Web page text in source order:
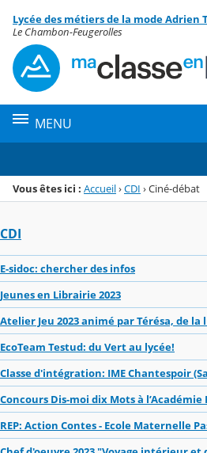
Menu de la rubrique
Contenu
Lycée des métiers de la mode Adrien
Le Chambon-Feugerolles
MENU
Vous êtes ici : Accueil›CDI ›Ciné-débat
CDI
E-sidoc: chercher des infos
Jeunes en Librairie 2023
Atelier Jeu 2023 animé par Térésa, de
EcoTeam Testud: du Vert au lycée!
Classe d'intégration: IME Chantespoir
Concours Dis-moi dix Mots à l’Académie
REP: Action Contes - Ecole Maternelle